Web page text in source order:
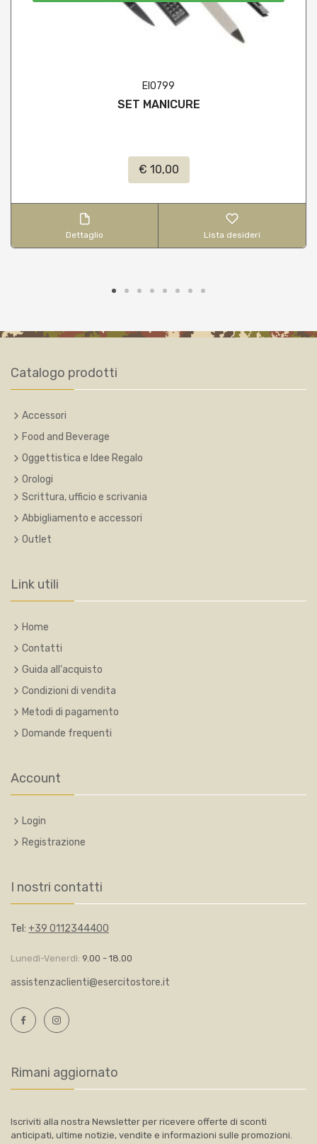
EI0799
SET MANICURE
€ 10,00
Dettaglio Lista desideri
Catalogo prodotti
Accessori
Food and Beverage
Oggettistica e Idee Regalo
Orologi
Scrittura, ufficio e scrivania
Abbigliamento e accessori
Outlet
Link utili
Home
Contatti
Guida all'acquisto
Condizioni di vendita
Metodi di pagamento
Domande frequenti
Account
Login
Registrazione
I nostri contatti
Tel: +39 0112344400
Lunedì-Venerdì: 9.00 - 18.00
assistenzaclienti@esercitostore.it
Rimani aggiornato
Iscriviti alla nostra Newsletter per ricevere offerte di sconti
anticipati, ultime notizie, vendite e informazioni sulle promozioni.